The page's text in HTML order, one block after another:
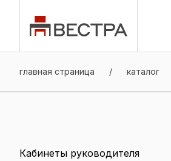
главная страница / каталог
Кабинеты руководителя